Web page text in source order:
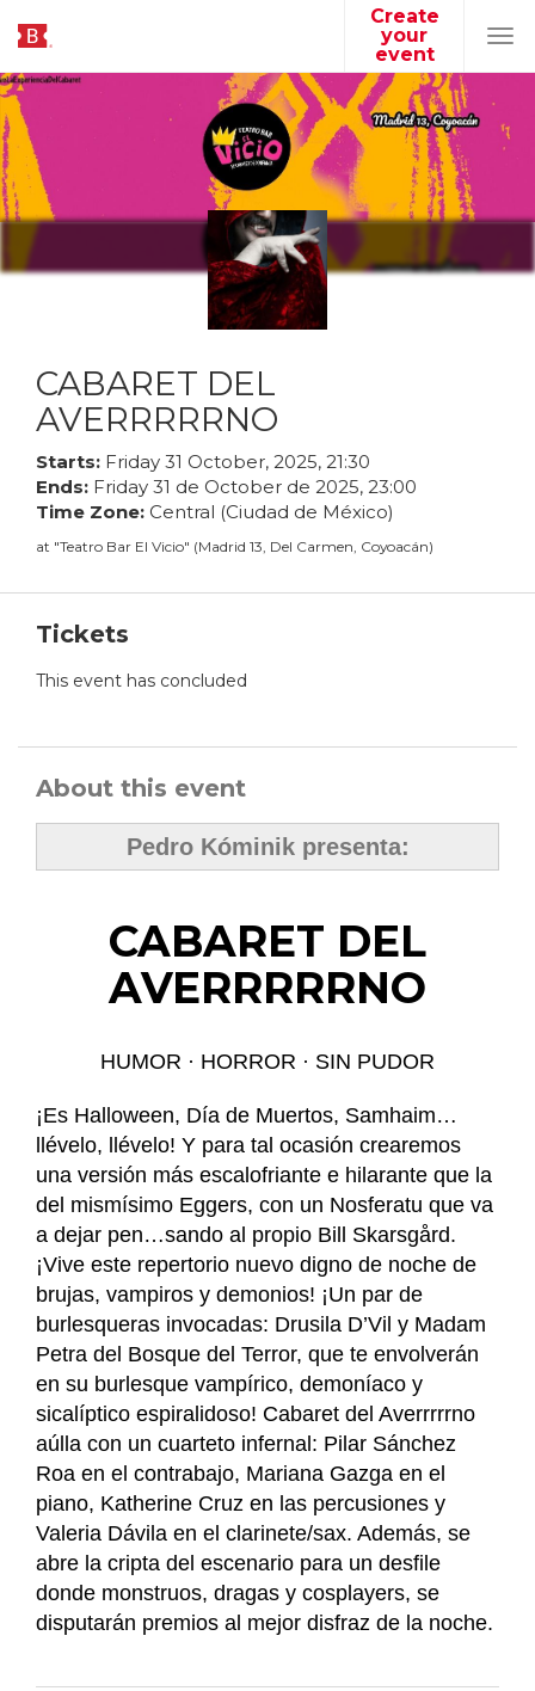
Create
your
event
CABARET DEL
AVERRRRRNO
Starts: Friday 31 October, 2025, 21:30
Ends: Friday 31 de October de 2025, 23:00
Time Zone: Central (Ciudad de México)
at "Teatro Bar El Vicio" (Madrid 13, Del Carmen, Coyoacán)
Tickets
This event has concluded
About this event
Pedro Kóminik presenta:
CABARET DEL
AVERRRRRNO
HUMOR · HORROR · SIN PUDOR
¡Es Halloween, Día de Muertos, Samhaim…
llévelo, llévelo! Y para tal ocasión crearemos
una versión más escalofriante e hilarante que la
del mismísimo Eggers, con un Nosferatu que va
a dejar pen…sando al propio Bill Skarsgård.
¡Vive este repertorio nuevo digno de noche de
brujas, vampiros y demonios! ¡Un par de
burlesqueras invocadas: Drusila D’Vil y Madam
Petra del Bosque del Terror, que te envolverán
en su burlesque vampírico, demoníaco y
sicalíptico espiralidoso! Cabaret del Averrrrrno
aúlla con un cuarteto infernal: Pilar Sánchez
Roa en el contrabajo, Mariana Gazga en el
piano, Katherine Cruz en las percusiones y
Valeria Dávila en el clarinete/sax. Además, se
abre la cripta del escenario para un desfile
donde monstruos, dragas y cosplayers, se
disputarán premios al mejor disfraz de la noche.